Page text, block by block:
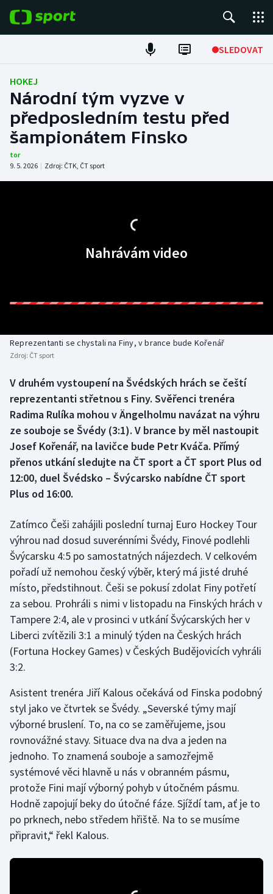
SLEDOVAT
Fotbal
Hokej
Tenis
Atletika
Americký fotbal
Biatlon
Box
Curling
Dostihy
Florbal
Golf
Gymnastika
Házená
Jezdectví
Judo
Krasobruslení
Lezení
Lyže a snowboard
Moderní pětiboj
Motorsport
Olympijské hry
Aplikace ČT sport
HOKEJ
Národní tým vyzve v
předposledním testu před
šampionátem Finsko
tor
9. 5. 2026 | Zdroj: ČTK, ČT sport
Nahrávám video
Reprezentanti se chystali na Finy, v brance bude Kořenář
Zdroj: ČT sport
V druhém vystoupení na Švédských hrách se čeští
reprezentanti střetnou s Finy. Svěřenci trenéra
Radima Rulíka mohou v Ängelholmu navázat na výhru
ze souboje se Švédy (3:1). V brance by měl nastoupit
Josef Kořenář, na lavičce bude Petr Kváča. Přímý
přenos utkání sledujte na ČT sport a ČT sport Plus od
12:00, duel Švédsko – Švýcarsko nabídne ČT sport
Plus od 16:00.
Zatímco Češi zahájili poslední turnaj Euro Hockey Tour
výhrou nad dosud suverénními Švédy, Finové podlehli
Švýcarsku 4:5 po samostatných nájezdech. V celkovém
pořadí už nemohou český výběr, který má jisté druhé
místo, předstihnout. Češi se pokusí zdolat Finy potřetí
za sebou. Prohráli s nimi v listopadu na Finských hrách v
Tampere 2:4, ale v prosinci v utkání Švýcarských her v
Liberci zvítězili 3:1 a minulý týden na Českých hrách
(Fortuna Hockey Games) v Českých Budějovicích vyhráli
3:2.
Asistent trenéra Jiří Kalous očekává od Finska podobný
styl jako ve čtvrtek se Švédy. „Severské týmy mají
výborné bruslení. To, na co se zaměřujeme, jsou
rovnovážné stavy. Situace dva na dva a jeden na
jednoho. To znamená souboje a samozřejmě
systémové věci hlavně u nás v obranném pásmu,
protože Fini mají výborný pohyb v útočném pásmu.
Hodně zapojují beky do útočné fáze. Sjíždí tam, ať je to
po prknech, nebo středem hřiště. Na to se musíme
připravit,“ řekl Kalous.